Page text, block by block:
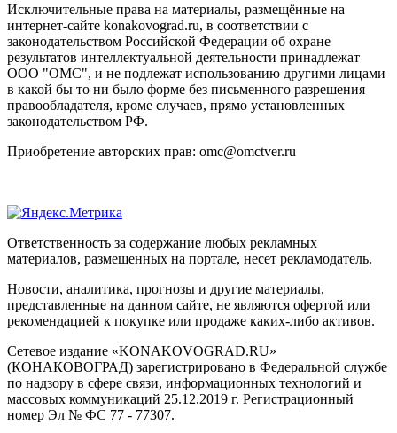
Исключительные права на материалы, размещённые на
интернет-сайте konakovograd.ru, в соответствии с
законодательством Российской Федерации об охране
результатов интеллектуальной деятельности принадлежат
ООО "ОМС", и не подлежат использованию другими лицами
в какой бы то ни было форме без письменного разрешения
правообладателя, кроме случаев, прямо установленных
законодательством РФ.
Приобретение авторских прав: omc@omctver.ru
Ответственность за содержание любых рекламных
материалов, размещенных на портале, несет рекламодатель.
Новости, аналитика, прогнозы и другие материалы,
представленные на данном сайте, не являются офертой или
рекомендацией к покупке или продаже каких-либо активов.
Сетевое издание «KONAKOVOGRAD.RU»
(КОНАКОВОГРАД) зарегистрировано в Федеральной службе
по надзору в сфере связи, информационных технологий и
массовых коммуникаций 25.12.2019 г. Регистрационный
номер Эл № ФС 77 - 77307.